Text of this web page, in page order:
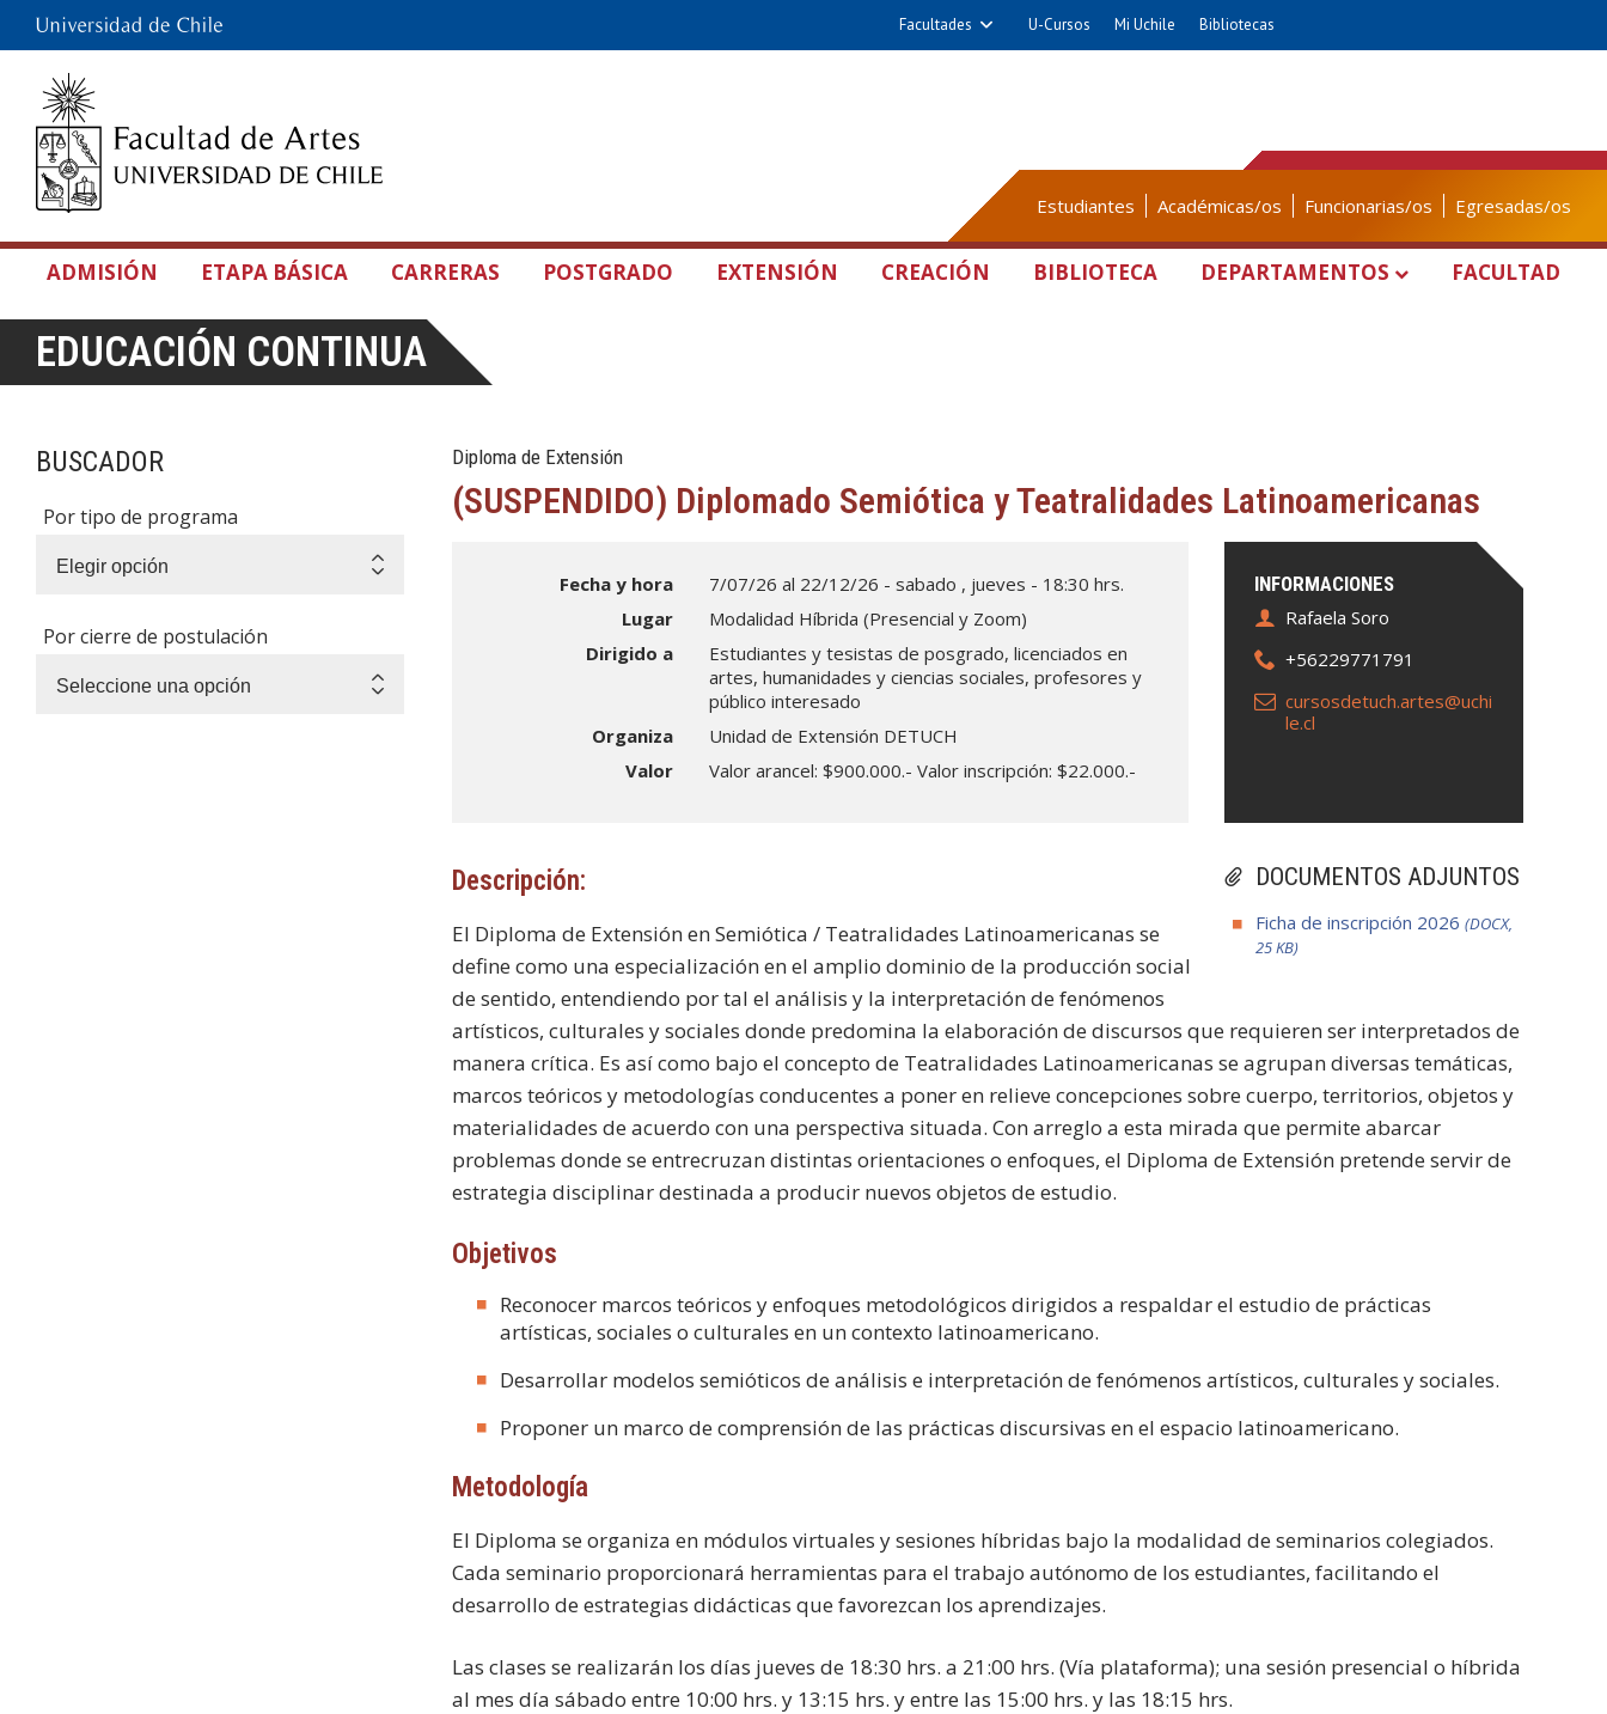
Facultades U-Cursos Mi Uchile Bibliotecas
Estudiantes Académicas/os Funcionarias/os Egresadas/os
ADMISIÓN ETAPA BÁSICA CARRERAS POSTGRADO EXTENSIÓN CREACIÓN BIBLIOTECA DEPARTAMENTOS FACULTAD
EDUCACIÓN CONTINUA
BUSCADOR
Por tipo de programa
Por cierre de postulación
Diploma de Extensión
(SUSPENDIDO) Diplomado Semiótica y Teatralidades Latinoamericanas
INFORMACIONES
Rafaela Soro
+56229771791
cursosdetuch.artes@uchi
le.cl
Fecha y hora
7/07/26 al 22/12/26 - sabado , jueves - 18:30 hrs.
Lugar
Modalidad Híbrida (Presencial y Zoom)
Dirigido a
Estudiantes y tesistas de posgrado, licenciados en
artes, humanidades y ciencias sociales, profesores y
público interesado
Organiza
Unidad de Extensión DETUCH
Valor
Valor arancel: $900.000.- Valor inscripción: $22.000.-
DOCUMENTOS ADJUNTOS
Ficha de inscripción 2026 (DOCX,
25 KB)
Descripción:
El Diploma de Extensión en Semiótica / Teatralidades Latinoamericanas se
define como una especialización en el amplio dominio de la producción social
de sentido, entendiendo por tal el análisis y la interpretación de fenómenos
artísticos, culturales y sociales donde predomina la elaboración de discursos que requieren ser interpretados de
manera crítica. Es así como bajo el concepto de Teatralidades Latinoamericanas se agrupan diversas temáticas,
marcos teóricos y metodologías conducentes a poner en relieve concepciones sobre cuerpo, territorios, objetos y
materialidades de acuerdo con una perspectiva situada. Con arreglo a esta mirada que permite abarcar
problemas donde se entrecruzan distintas orientaciones o enfoques, el Diploma de Extensión pretende servir de
estrategia disciplinar destinada a producir nuevos objetos de estudio.
Objetivos
Reconocer marcos teóricos y enfoques metodológicos dirigidos a respaldar el estudio de prácticas
artísticas, sociales o culturales en un contexto latinoamericano.
Desarrollar modelos semióticos de análisis e interpretación de fenómenos artísticos, culturales y sociales.
Proponer un marco de comprensión de las prácticas discursivas en el espacio latinoamericano.
Metodología
El Diploma se organiza en módulos virtuales y sesiones híbridas bajo la modalidad de seminarios colegiados.
Cada seminario proporcionará herramientas para el trabajo autónomo de los estudiantes, facilitando el
desarrollo de estrategias didácticas que favorezcan los aprendizajes.
Las clases se realizarán los días jueves de 18:30 hrs. a 21:00 hrs. (Vía plataforma); una sesión presencial o híbrida
al mes día sábado entre 10:00 hrs. y 13:15 hrs. y entre las 15:00 hrs. y las 18:15 hrs.